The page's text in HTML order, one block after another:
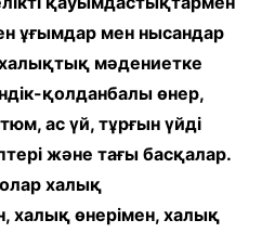
ұғымдар мен нысандар
мәдениетке
қолданбалы өнер,
ас үй, тұрғын үйді
және тағы басқалар.
халық
өнерімен, халық